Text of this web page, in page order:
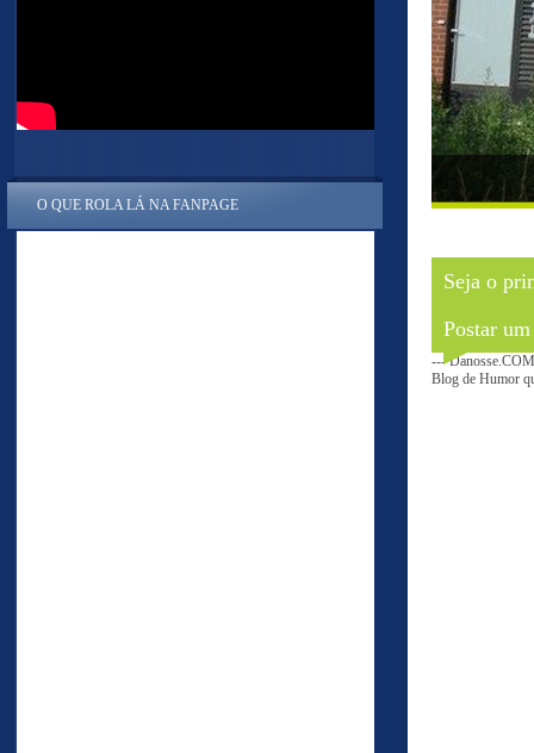
Seja o
Postar
---
Blog de Humor
O QUE ROLA LÁ NA FANPAGE